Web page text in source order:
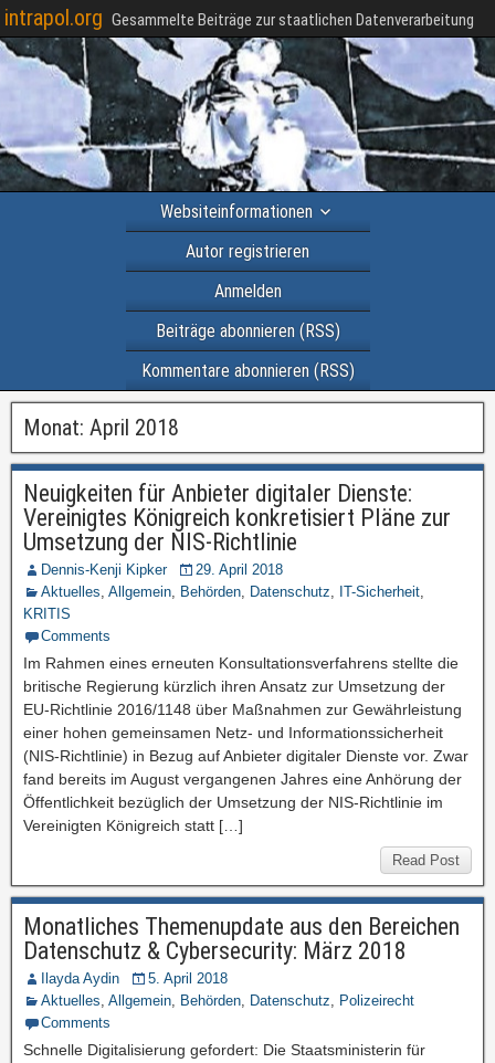
intrapol.org Gesammelte Beiträge zur staatlichen Datenverarbeitung
Websiteinformationen
Autor registrieren
Anmelden
Beiträge abonnieren (RSS)
Kommentare abonnieren (RSS)
Monat: April 2018
Neuigkeiten für Anbieter digitaler Dienste:
Vereinigtes Königreich konkretisiert Pläne zur
Umsetzung der NIS-Richtlinie
Dennis-Kenji Kipker
29. April 2018
Aktuelles, Allgemein, Behörden, Datenschutz, IT-Sicherheit,
KRITIS
Comments
Im Rahmen eines erneuten Konsultationsverfahrens stellte die
britische Regierung kürzlich ihren Ansatz zur Umsetzung der
EU-Richtlinie 2016/1148 über Maßnahmen zur Gewährleistung
einer hohen gemeinsamen Netz- und Informationssicherheit
(NIS-Richtlinie) in Bezug auf Anbieter digitaler Dienste vor. Zwar
fand bereits im August vergangenen Jahres eine Anhörung der
Öffentlichkeit bezüglich der Umsetzung der NIS-Richtlinie im
Vereinigten Königreich statt […]
Read Post
Monatliches Themenupdate aus den Bereichen
Datenschutz & Cybersecurity: März 2018
Ilayda Aydin
5. April 2018
Aktuelles, Allgemein, Behörden, Datenschutz, Polizeirecht
Comments
Schnelle Digitalisierung gefordert: Die Staatsministerin für